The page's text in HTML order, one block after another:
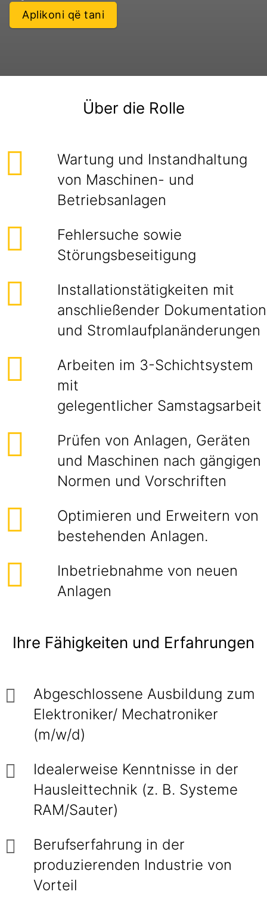
Aplikoni që tani
Über die Rolle
Wartung und Instandhaltung
von Maschinen- und
Betriebsanlagen
Fehlersuche sowie
Störungsbeseitigung
Installationstätigkeiten mit
anschließender Dokumentation
und Stromlaufplanänderungen
Arbeiten im 3-Schichtsystem
mit
gelegentlicher Samstagsarbeit
Prüfen von Anlagen, Geräten
und Maschinen nach gängigen
Normen und Vorschriften
Optimieren und Erweitern von
bestehenden Anlagen.
Inbetriebnahme von neuen
Anlagen
Ihre Fähigkeiten und Erfahrungen
Abgeschlossene Ausbildung zum
Elektroniker/ Mechatroniker
(m/w/d)
Idealerweise Kenntnisse in der
Hausleittechnik (z. B. Systeme
RAM/Sauter)
Berufserfahrung in der
produzierenden Industrie von
Vorteil